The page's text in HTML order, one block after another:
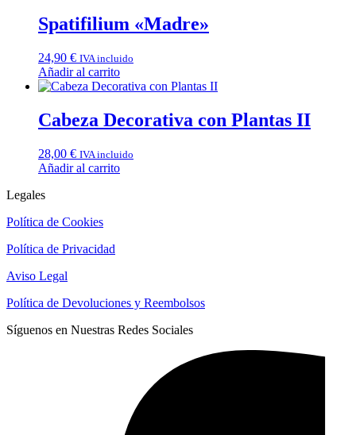
Spatifilium «Madre»
24,90 € IVA incluido
Añadir al carrito
Cabeza Decorativa con Plantas II
28,00 € IVA incluido
Añadir al carrito
Legales
Política de Cookies
Política de Privacidad
Aviso Legal
Política de Devoluciones y Reembolsos
Síguenos en Nuestras Redes Sociales